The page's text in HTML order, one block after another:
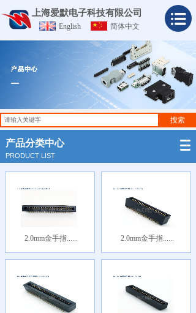
上海爱默电子科技有限公司
English 简体中文
搜索
产品分类中心
PRODUCT LIST
2.0mm金手指...... 2.0mm金手指......